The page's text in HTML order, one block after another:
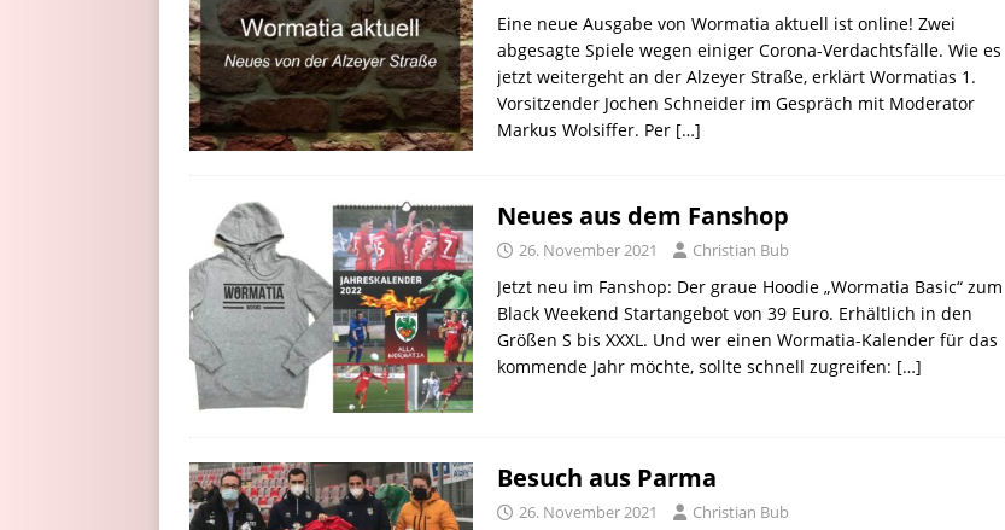
Eine neue Ausgabe von Wormatia aktuell ist online! Zwei
abgesagte Spiele wegen einiger Corona-Verdachtsfälle. Wie es
jetzt weitergeht an der Alzeyer Straße, erklärt Wormatias 1.
Vorsitzender Jochen Schneider im Gespräch mit Moderator
Markus Wolsiffer. Per […]
Neues aus dem Fanshop
26. November 2021 Christian Bub
Jetzt neu im Fanshop: Der graue Hoodie „Wormatia Basic“ zum
Black Weekend Startangebot von 39 Euro. Erhältlich in den
Größen S bis XXXL. Und wer einen Wormatia-Kalender für das
kommende Jahr möchte, sollte schnell zugreifen: […]
Besuch aus Parma
26. November 2021 Christian Bub